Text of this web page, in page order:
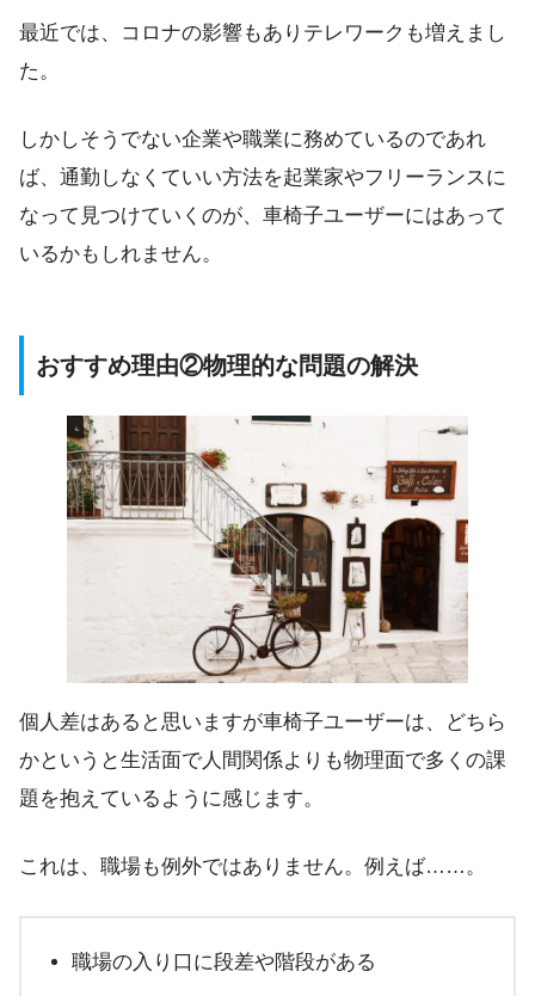
最近では、コロナの影響もあり テレワーク も増えまし
た。
しかしそうでない企業や職業に務めているのであれ
ば、通勤しなくていい方法を起業家やフリーランスに
なって見つけていくのが、車椅子ユーザーにはあって
いるかもしれません。
おすすめ理由②物理的な問題の解決
個人差はあると思いますが車椅子ユーザーは、どちら
かというと生活面で人間関係よりも物理面で多くの課
題 を抱えているように感じます。
これは、職場も例外ではありません。例えば……。
職場の入り口に段差や階段がある